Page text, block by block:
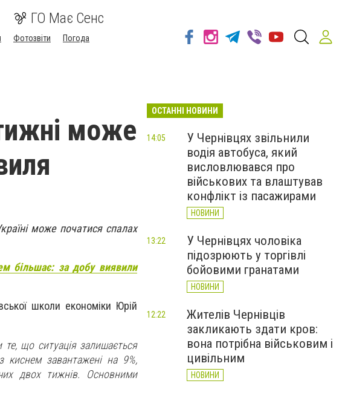
ГО Має Сенс
Фотозвіти
Погода
може
може початися спалах
більшає: за добу виявили
школи економіки Юрій
що ситуація залишається
киснем завантажені на 9%,
двох тижнів. Основними
ОСТАННІ НОВИНИ
У Чернівцях звільнили
водія автобуса, який
висловлювався про
військових та влаштував
конфлікт із пасажирами
НОВИНИ
14:05
У Чернівцях чоловіка
підозрюють у торгівлі
бойовими гранатами
НОВИНИ
13:22
Жителів Чернівців
закликають здати кров:
вона потрібна військовим і
цивільним
НОВИНИ
12:22